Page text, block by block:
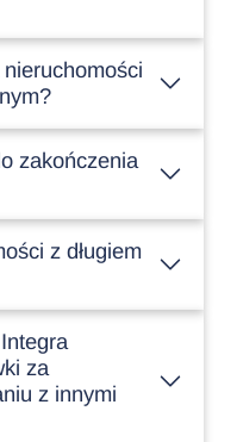
zakończenia
z długiem
za
z innymi